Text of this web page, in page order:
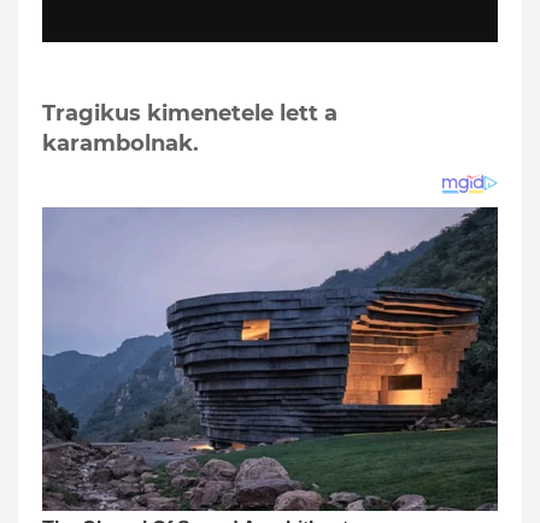
Tragikus kimenetele lett a
karambolnak.